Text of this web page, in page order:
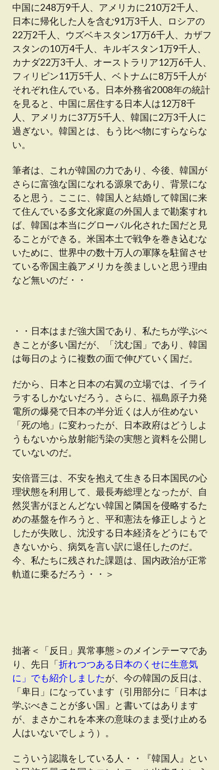
中国に248万9千人、アメリカに210万2千人、
日本に帰化した人を含む91万3千人、ロシアの
22万2千人、ウズベキスタン17万6千人、カザフ
スタンの10万4千人、キルギスタン1万9千人、
カナダ22万3千人、オーストラリア12万6千人、
フィリピン11万5千人、ベトナムに8万5千人が
それぞれ住んでいる。日本外務省2008年の統計
を見ると、中国に居住する日本人は12万8千
人、アメリカに37万5千人、韓国に2万3千人に
過ぎない。韓国とは、もう比べ物にすらならな
い。
筆者は、これが韓国の力であり、今後、韓国が
さらに富強な国になれる源泉であり、背景にな
ると思う。ここに、韓国人と結婚して韓国に来
て住んでいる多文化家庭の外国人まで勘案すれ
ば、韓国は本当にグローバル化された国だと見
ることができる。米国本土で戦争を巻き込むな
いために、世界中の数十万人の軍隊を駐留させ
ている帝国主義アメリカを羨ましいと思う理由
など無いのだ・・
・・日本はまだ強大国であり、私たちが学ぶべ
きことが多い国だが、「沈む国」であり、韓国
は毎日のように複数の面で伸びていく国だ。
だから、日本と日本の右翼の立場では、イライ
ラするしかないだろう。さらに、福島原子力発
電所の爆発で日本の半分近くは人が住めない
「死の地」に変わったが、日本政府はどうしよ
うもないから放射能汚染の実態と資料を公開し
ていないのだ。
安倍晋三は、不安を抱えて生きる日本国民の心
理状態を利用して、最長寿総理となったが、自
然災害がほとんどない韓国と隣国を侵略するた
めの基盤を作ろうと、平和憲法を修正しようと
したが失敗し、沈没する日本経済をどうにもで
きないから、病気を言い訳に退任したのだ。
今、私たちに残された課題は、国内政治が正常
軌道に乗るだろう・・＞
拙著＜「反日」異常事態＞のメインテーマであ
り、先日「折れつつある日本のくせに生意気
に」でも紹介しましたが、今の韓国の反日は、
「卑日」になっています（引用部分に「日本は
学ぶべきことが多い国」と書いてはあります
が、まさかこれを本来の意味のまま受け止める
人はいないでしょう）。
こういう認識をしている人・・『韓国人』とい